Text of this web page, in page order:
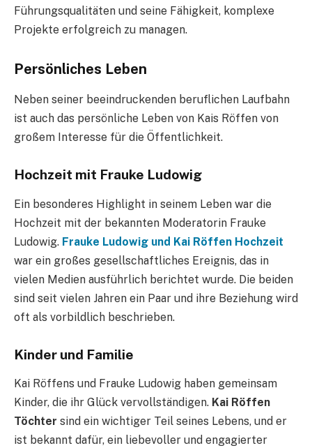
Führungsqualitäten und seine Fähigkeit, komplexe
Projekte erfolgreich zu managen.
Persönliches Leben
Neben seiner beeindruckenden beruflichen Laufbahn
ist auch das persönliche Leben von Kais Röffen von
großem Interesse für die Öffentlichkeit.
Hochzeit mit Frauke Ludowig
Ein besonderes Highlight in seinem Leben war die
Hochzeit mit der bekannten Moderatorin Frauke
Ludowig. Frauke Ludowig und Kai Röffen Hochzeit
war ein großes gesellschaftliches Ereignis, das in
vielen Medien ausführlich berichtet wurde. Die beiden
sind seit vielen Jahren ein Paar und ihre Beziehung wird
oft als vorbildlich beschrieben.
Kinder und Familie
Kai Röffens und Frauke Ludowig haben gemeinsam
Kinder, die ihr Glück vervollständigen. Kai Röffen
Töchter sind ein wichtiger Teil seines Lebens, und er
ist bekannt dafür, ein liebevoller und engagierter